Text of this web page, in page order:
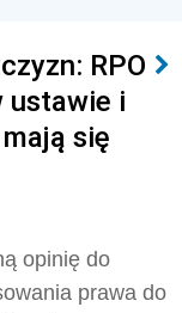
RPO
ustawie i
się
opinię do
prawa do